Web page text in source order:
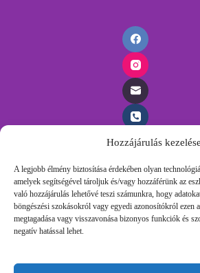
Hozzájárulás kezelése
A legjobb élmény biztosítása érdekében olyan
amelyek segítségével tároljuk és/vagy hozzáférünk az
való hozzájárulás lehetővé teszi számunkra, hogy
böngészési szokásokról vagy egyedi azonosítókról ezen
megtagadása vagy visszavonása bizonyos funkciók és
negatív hatással lehet.
Időpontfoglalás
Foglalj időpontot egyszerűen, töltsd ki az
felvesszük veled a